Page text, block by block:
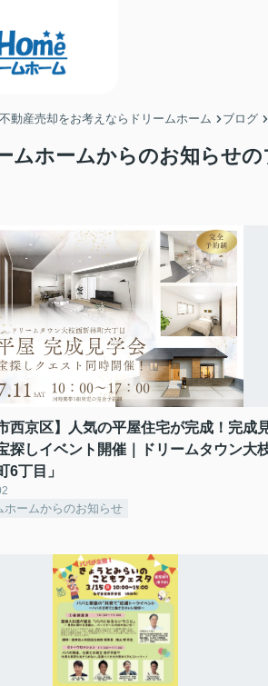
動産売却をお考えならドリームホーム ブログ
ムホームからのお知らせ
西京区】人気の平屋住宅が完成！完成
探しイベント開催｜ドリームタウン大
6丁目」
ホームからのお知らせ